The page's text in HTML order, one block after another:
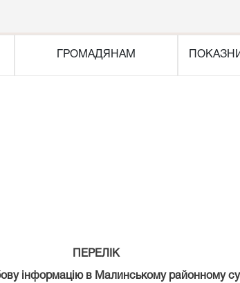
ГРОМАДЯНАМ
ПЕРЕЛІК
інформацію в Малинському районному